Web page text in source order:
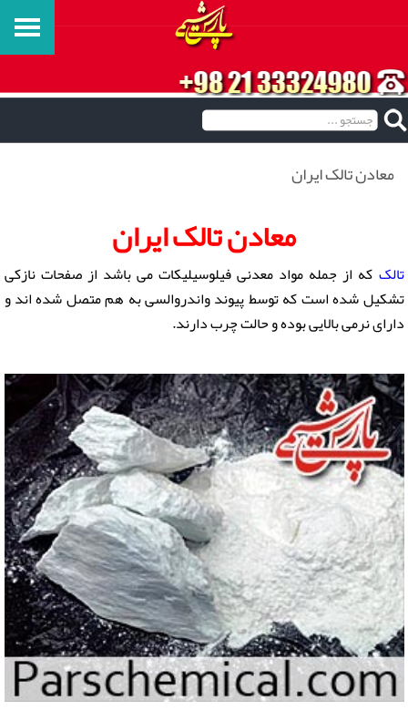
معادن تالک ایران
معادن تالک ایران
تالک که از جمله مواد معدنی فیلوسیلیکات می باشد از صفحات نازکی
تشکیل شده است که توسط پیوند واندروالسی به هم متصل شده اند و
دارای نرمی بالایی بوده و حالت چرب دارند.